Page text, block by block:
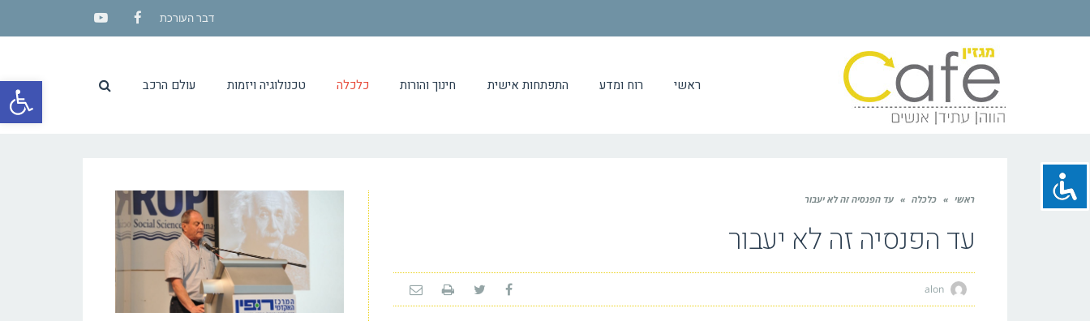
פתח
דבר העורכת
Facebook
YouTube
ראשי רוח ומדע התפתחות אישית חינוך והורות כלכלה טכנולוגיה ויזמות עולם הרכב
ראשי » כלכלה » עד הפנסיה זה לא יעבור
עד הפנסיה זה לא יעבור